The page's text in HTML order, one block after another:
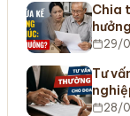
Chia
29/
Tư
28/